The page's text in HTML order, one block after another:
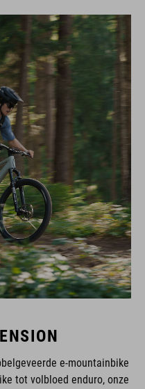
e-mountainbike
tot volbloed enduro, onze